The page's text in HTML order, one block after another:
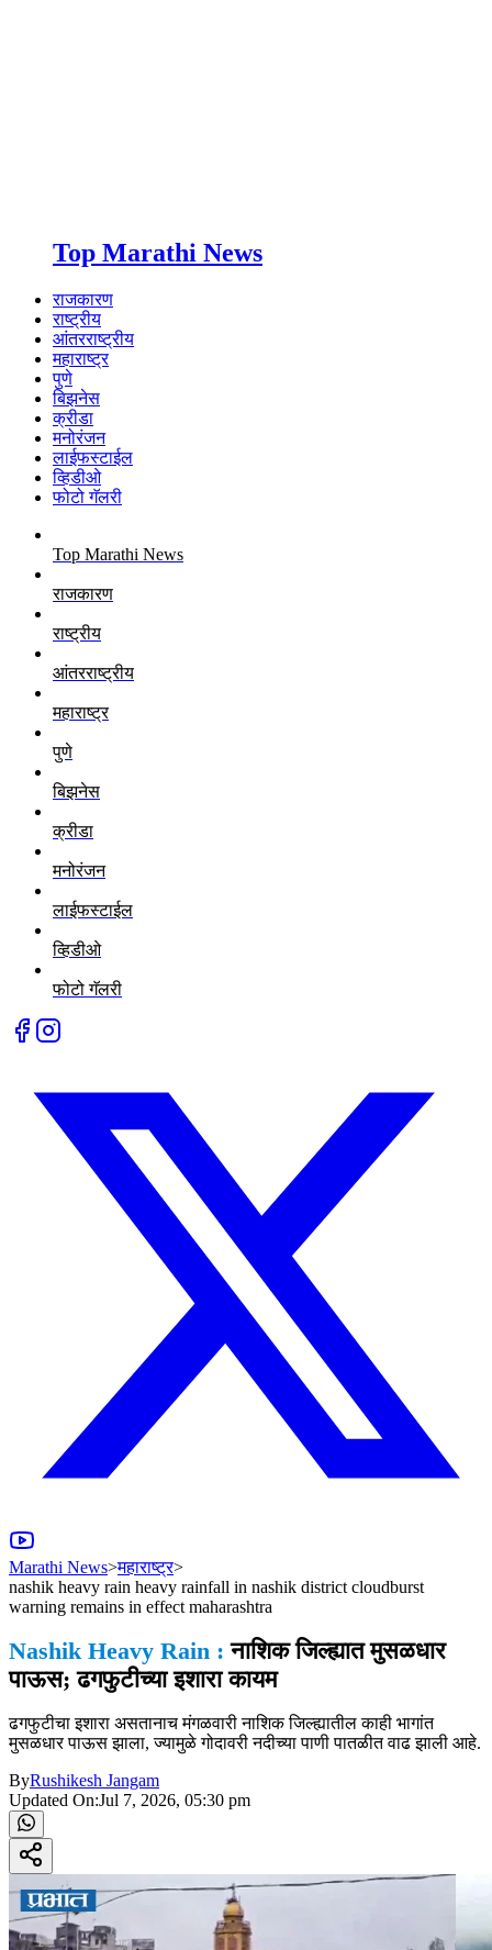
Top Marathi News
राजकारण
राष्ट्रीय
आंतरराष्ट्रीय
महाराष्ट्र
पुणे
बिझनेस
क्रीडा
मनोरंजन
लाईफस्टाईल
व्हिडीओ
फोटो गॅलरी
Top Marathi News
राजकारण
राष्ट्रीय
आंतरराष्ट्रीय
महाराष्ट्र
पुणे
बिझनेस
क्रीडा
मनोरंजन
लाईफस्टाईल
व्हिडीओ
फोटो गॅलरी
Marathi News>महाराष्ट्र>
nashik heavy rain heavy rainfall in nashik district cloudburst
warning remains in effect maharashtra
Nashik Heavy Rain : नाशिक जिल्ह्यात मुसळधार
पाऊस; ढगफुटीच्या इशारा कायम
ढगफुटीचा इशारा असतानाच मंगळवारी नाशिक जिल्ह्यातील काही भागांत
मुसळधार पाऊस झाला, ज्यामुळे गोदावरी नदीच्या पाणी पातळीत वाढ झाली आहे.
ByRushikesh Jangam
Updated On:Jul 7, 2026, 05:30 pm